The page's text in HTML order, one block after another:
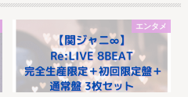
エンタメ